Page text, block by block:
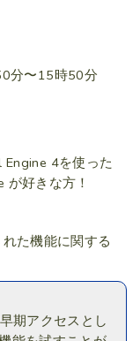
分〜15時50分
4を使った
好きな方！
た機能に関する
期アクセスとし